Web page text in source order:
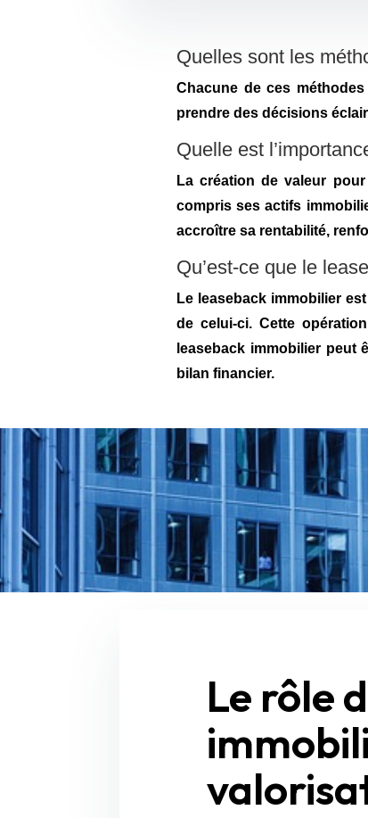
Quelles sont les
Chacune de ces
prendre des décisions
Quelle est
La création de valeur
compris ses actifs
accroître sa rentabilité,
Qu’est-ce que le
Le leaseback immobilier
de celui-ci. Cette
leaseback immobilier peut
bilan financier.
Le rôle